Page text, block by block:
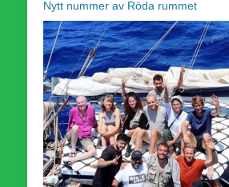
Nytt nummer av Röda rummet